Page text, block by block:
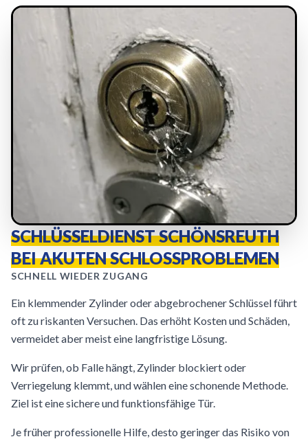
SCHLÜSSELDIENST SCHÖNSREUTH
BEI AKUTEN SCHLOSSPROBLEMEN
SCHNELL WIEDER ZUGANG
Ein klemmender Zylinder oder abgebrochener Schlüssel führt
oft zu riskanten Versuchen. Das erhöht Kosten und Schäden,
vermeidet aber meist eine langfristige Lösung.
Wir prüfen, ob Falle hängt, Zylinder blockiert oder
Verriegelung klemmt, und wählen eine schonende Methode.
Ziel ist eine sichere und funktionsfähige Tür.
Je früher professionelle Hilfe, desto geringer das Risiko von